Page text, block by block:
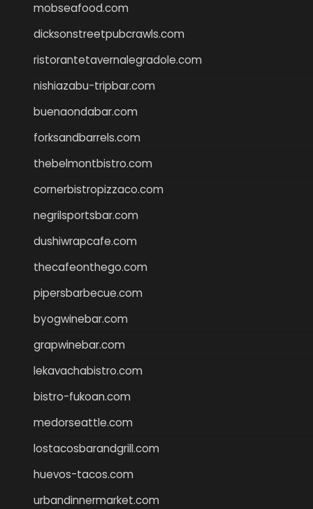
mobseafood.com
dicksonstreetpubcrawls.com
ristorantetavernalegradole.com
nishiazabu-tripbar.com
buenaondabar.com
forksandbarrels.com
thebelmontbistro.com
cornerbistropizzaco.com
negrilsportsbar.com
dushiwrapcafe.com
thecafeonthego.com
pipersbarbecue.com
byogwinebar.com
grapwinebar.com
lekavachabistro.com
bistro-fukoan.com
medorseattle.com
lostacosbarandgrill.com
huevos-tacos.com
urbandinnermarket.com